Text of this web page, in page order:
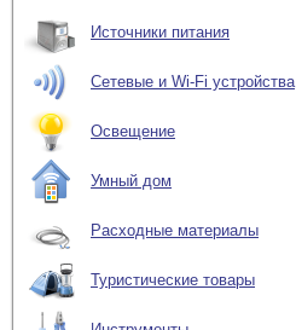
Источники питания
Сетевые и Wi-Fi устройства
Освещение
Умный дом
Расходные материалы
Туристические товары